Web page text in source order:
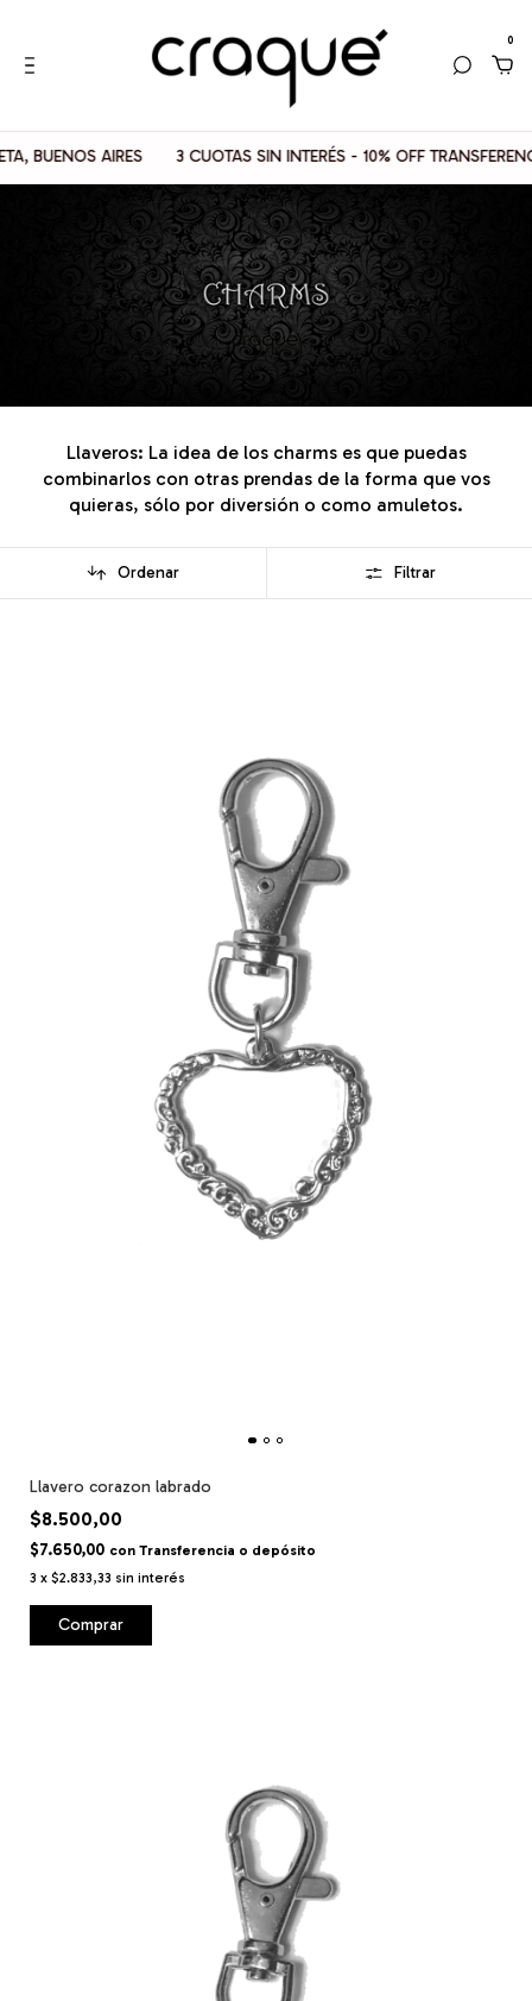
0
AIRES 3 CUOTAS SIN INTERÉS - 10% OFF TRANSFERENCIAS
Llaveros: La idea de los charms es que puedas
combinarlos con otras prendas de la forma que vos
quieras, sólo por diversión o como amuletos.
Ordenar Filtrar
Llavero corazon labrado
$8.500,00
$7.650,00 con Transferencia o depósito
3 x $2.833,33 sin interés